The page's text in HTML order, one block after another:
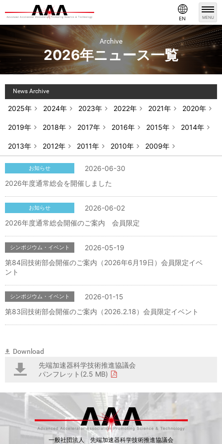
MENU
EN
Archive
2026年ニュース一覧
News Archive
2025年 2024年 2023年 2022年 2021年 2020年
2019年 2018年 2017年 2016年 2015年 2014年
2013年 2012年 2011年 2010年 2009年
2026-06-30
お知らせ
2026年度通常総会を開催しました
2026-06-02
お知らせ
2026年度通常総会開催のご案内 会員限定
2026-05-19
シンポジウム・イベント
第84回技術部会開催のご案内（2026年6月19日）会員限定イベ
ント
2026-01-15
シンポジウム・イベント
第83回技術部会開催のご案内（2026.2.18）会員限定イベント
Download
先端加速器科学技術推進協議会
パンフレット(2.5 MB)
一般社団法人 先端加速器科学技術推進協議会